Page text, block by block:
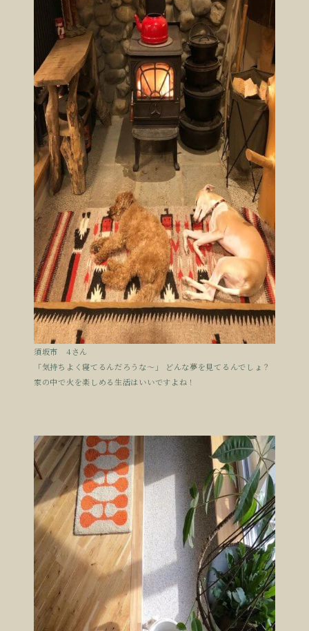
須坂市 4さん
「気持ちよく寝てるんだろうな〜」 どんな夢を見てるんでしょ？
家の中で火を楽しめる生活はいいですよね！